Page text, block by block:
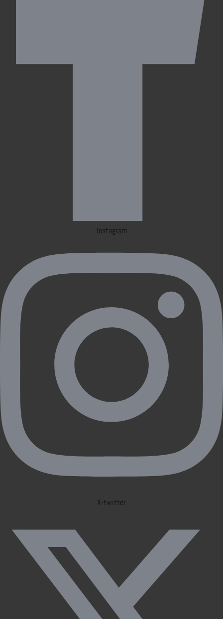
Instagram
X-twitter